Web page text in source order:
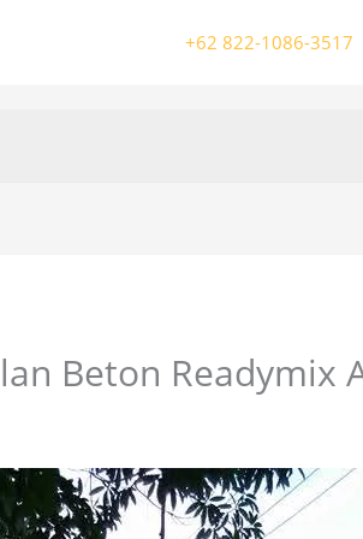
+62 822-1086-3517
Beton Readymix